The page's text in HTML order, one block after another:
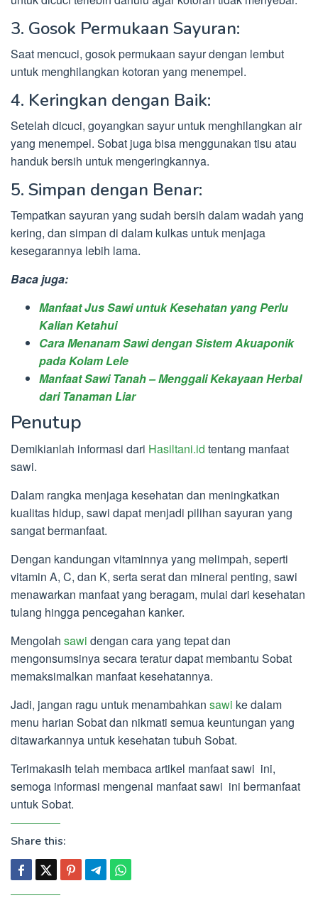
3. Gosok Permukaan Sayuran:
Saat mencuci, gosok permukaan sayur dengan lembut
untuk menghilangkan kotoran yang menempel.
4. Keringkan dengan Baik:
Setelah dicuci, goyangkan sayur untuk menghilangkan air
yang menempel. Sobat juga bisa menggunakan tisu atau
handuk bersih untuk mengeringkannya.
5. Simpan dengan Benar:
Tempatkan sayuran yang sudah bersih dalam wadah yang
kering, dan simpan di dalam kulkas untuk menjaga
kesegarannya lebih lama.
Baca juga:
Manfaat Jus Sawi untuk Kesehatan yang Perlu
Kalian Ketahui
Cara Menanam Sawi dengan Sistem Akuaponik
pada Kolam Lele
Manfaat Sawi Tanah – Menggali Kekayaan Herbal
dari Tanaman Liar
Penutup
Demikianlah informasi dari Hasiltani.id tentang manfaat
sawi.
Dalam rangka menjaga kesehatan dan meningkatkan
kualitas hidup, sawi dapat menjadi pilihan sayuran yang
sangat bermanfaat.
Dengan kandungan vitaminnya yang melimpah, seperti
vitamin A, C, dan K, serta serat dan mineral penting, sawi
menawarkan manfaat yang beragam, mulai dari kesehatan
tulang hingga pencegahan kanker.
Mengolah sawi dengan cara yang tepat dan
mengonsumsinya secara teratur dapat membantu Sobat
memaksimalkan manfaat kesehatannya.
Jadi, jangan ragu untuk menambahkan sawi ke dalam
menu harian Sobat dan nikmati semua keuntungan yang
ditawarkannya untuk kesehatan tubuh Sobat.
Terimakasih telah membaca artikel manfaat sawi ini,
semoga informasi mengenai manfaat sawi ini bermanfaat
untuk Sobat.
Share this: